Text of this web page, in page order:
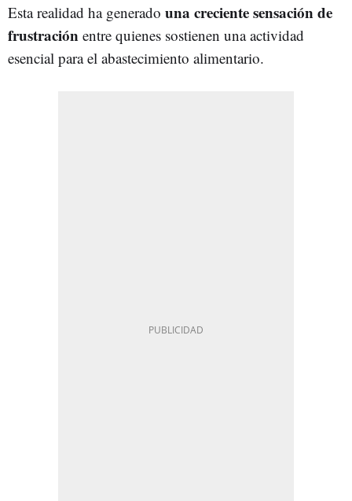
Esta realidad ha generado una creciente sensación de
frustración entre quienes sostienen una actividad
esencial para el abastecimiento alimentario.